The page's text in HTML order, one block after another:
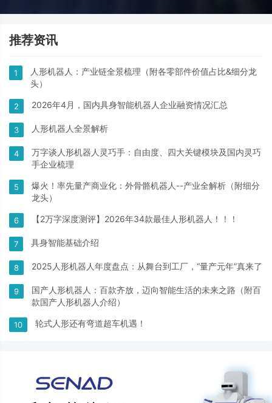
推荐资讯
1
人形机器人：产业链全景梳理（附各零部件价值占比&细分龙
头）
2 2026年4月，国内具身智能机器人企业融资情况汇总
3 人形机器人全景解析
4
万字谈人形机器人灵巧手：自由度、四大关键模块及国内灵巧
手企业梳理
5
爆火！率先量产商业化：外骨骼机器人--产业全解析（附细分
龙头）
6 【2万字深度测评】2026年34款最佳人形机器人！！！
7 具身智能基础介绍
8 2025人形机器人年度盘点：从舞台到工厂，“量产元年”真来了
9
国产人形机器人：百款齐放，迈向智能生活的未来之路（附百
款国产人形机器人介绍）
10 轮式人形还有弯道超车机遇！